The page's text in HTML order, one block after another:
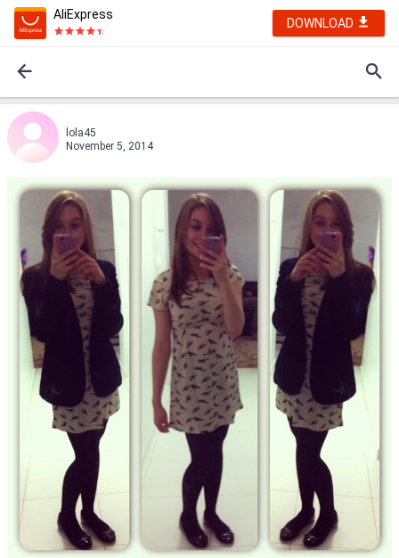
AliExpress
DOWNLOAD
lola45
November 5, 2014